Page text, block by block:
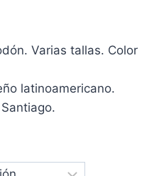
Varias tallas. Color
latinoamericano.